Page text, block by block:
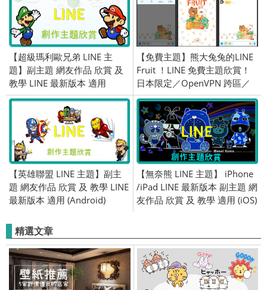
【超級瑪利歐兄弟 LINE 主
題】副主題 網友作品 欣賞 及
教學 LINE 最新版本 適用
(Android)
【免費主題】熊大兔兔的LINE
Fruit ！LINE 免費主題欣賞！
日本限定／OpenVPN 跨區／
2018/06/21
【英雄聯盟 LINE 主題】副主
題 網友作品 欣賞 及 教學 LINE
最新版本 適用 (Android)
【無奈熊 LINE 主題】 iPhone
/iPad LINE 最新版本 副主題 網
友作品 欣賞 及 教學 適用 (iOS)
精選文章